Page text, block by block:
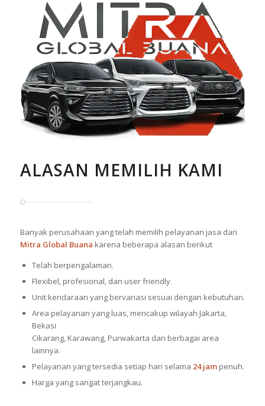
ALASAN MEMILIH KAMI
Banyak perusahaan yang telah memilih pelayanan jasa dari
Mitra Global Buana karena beberapa alasan berikut
Telah berpengalaman.
Flexibel, profesional, dan user friendly.
Unit kendaraan yang bervariasi sesuai dengan kebutuhan.
Area pelayanan yang luas, mencakup wilayah Jakarta,
Bekasi
Cikarang, Karawang, Purwakarta dan berbagai area
lainnya.
Pelayanan yang tersedia setiap hari selama 24 jampenuh.
Harga yang sangat terjangkau.